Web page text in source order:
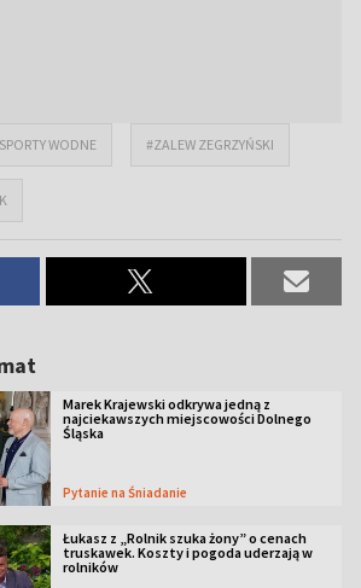
WODNE #ZALEW ZEGRZYŃSKI
Marek Krajewski odkrywa jedną z
najciekawszych miejscowości Dolnego
Śląska
Pytanie na Śniadanie
Łukasz z „Rolnik szuka żony” o cenach
truskawek. Koszty i pogoda uderzają w
rolników